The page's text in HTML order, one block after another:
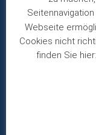
Wann ist der
Leserfrage: Ich bin
Mastercard:
Zweistellig ist die
Leserfrage: In den
Webseite
Cookies nicht
finden Sie hier: